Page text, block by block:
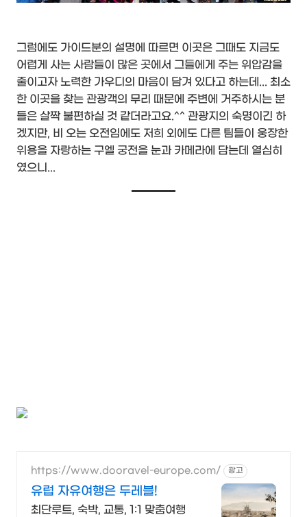
그럼에도 가이드분의 설명에 따르면 이곳은 그때도 지금도
어렵게 사는 사람들이 많은 곳에서 그들에게 주는 위압감을
줄이고자 노력한 가우디의 마음이 담겨 있다고 하는데... 최소
한 이곳을 찾는 관광객의 무리 때문에 주변에 거주하시는 분
들은 살짝 불편하실 것 같더라고요.^^ 관광지의 숙명이긴 하
겠지만, 비 오는 오전임에도 저희 외에도 다른 팀들이 웅장한
위용을 자랑하는 구엘 궁전을 눈과 카메라에 담는데 열심히
였으니...
https://www.dooravel-europe.com/ 광고
유럽 자유여행은 두레블!
최단루트, 숙박, 교통, 1:1 맞춤여행